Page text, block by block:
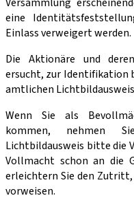
Versammlung
eine
Einlass verweigert werden.
Die Aktionäre und
ersucht, zur Identifikation
amtlichen
Wenn Sie als
kommen, nehmen
Lichtbildausweis bitte die
Vollmacht schon an die
erleichtern Sie den
vorweisen.